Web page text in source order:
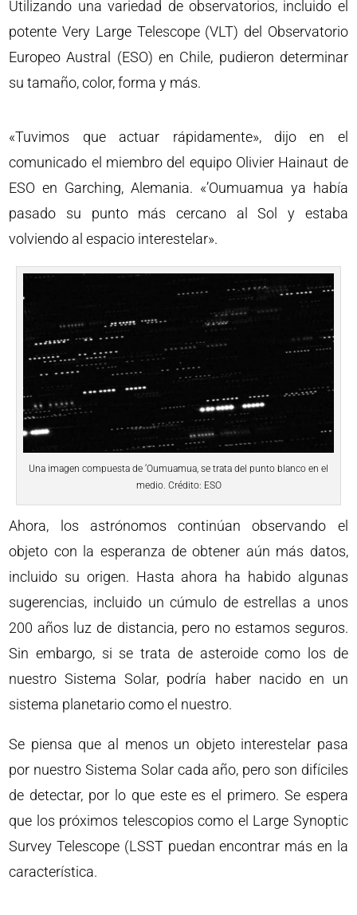
Utilizando una variedad de observatorios, incluido el
potente Very Large Telescope (VLT) del Observatorio
Europeo Austral (ESO) en Chile, pudieron determinar
su tamaño, color, forma y más.
«Tuvimos que actuar rápidamente», dijo en el
comunicado el miembro del equipo Olivier Hainaut de
ESO en Garching, Alemania. «’Oumuamua ya había
pasado su punto más cercano al Sol y estaba
volviendo al espacio interestelar».
Una imagen compuesta de ‘Oumuamua, se trata del punto blanco en el
medio. Crédito: ESO
Ahora, los astrónomos continúan observando el
objeto con la esperanza de obtener aún más datos,
incluido su origen. Hasta ahora ha habido algunas
sugerencias, incluido un cúmulo de estrellas a unos
200 años luz de distancia, pero no estamos seguros.
Sin embargo, si se trata de asteroide como los de
nuestro Sistema Solar, podría haber nacido en un
sistema planetario como el nuestro.
Se piensa que al menos un objeto interestelar pasa
por nuestro Sistema Solar cada año, pero son difíciles
de detectar, por lo que este es el primero. Se espera
que los próximos telescopios como el Large Synoptic
Survey Telescope (LSST puedan encontrar más en la
característica.